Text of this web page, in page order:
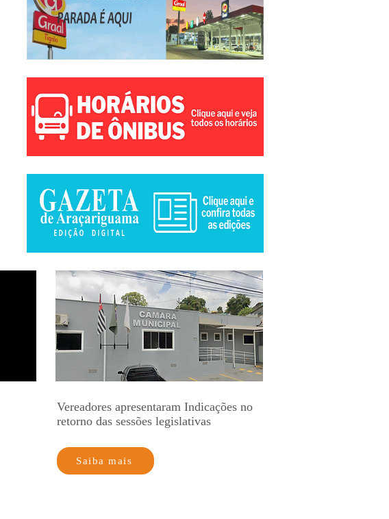
Vereadores apresentaram Indicações no
retorno das sessões legislativas
Saiba mais